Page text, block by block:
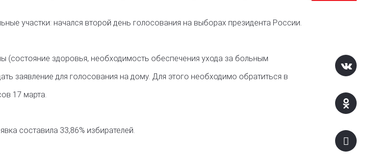
участки: начался второй день голосования на выборах президента России.
(состояние здоровья, необходимость обеспечения ухода за больным
заявление для голосования на дому. Для этого необходимо обратиться в
17 марта.
составила 33,86% избирателей.